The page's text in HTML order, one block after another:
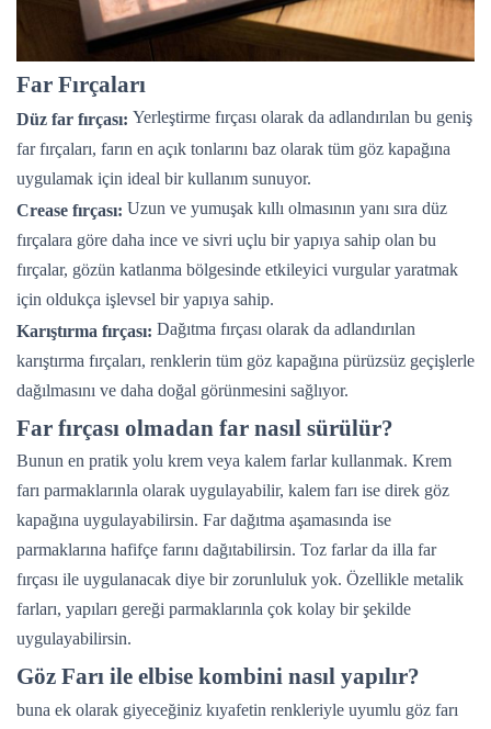
Far Fırçaları
Düz far fırçası: Yerleştirme fırçası olarak da adlandırılan bu geniş
far fırçaları, farın en açık tonlarını baz olarak tüm göz kapağına
uygulamak için ideal bir kullanım sunuyor.
Crease fırçası: Uzun ve yumuşak kıllı olmasının yanı sıra düz
fırçalara göre daha ince ve sivri uçlu bir yapıya sahip olan bu
fırçalar, gözün katlanma bölgesinde etkileyici vurgular yaratmak
için oldukça işlevsel bir yapıya sahip.
Karıştırma fırçası: Dağıtma fırçası olarak da adlandırılan
karıştırma fırçaları, renklerin tüm göz kapağına pürüzsüz geçişlerle
dağılmasını ve daha doğal görünmesini sağlıyor.
Far fırçası olmadan far nasıl sürülür?
Bunun en pratik yolu krem veya kalem farlar kullanmak. Krem
farı parmaklarınla olarak uygulayabilir, kalem farı ise direk göz
kapağına uygulayabilirsin. Far dağıtma aşamasında ise
parmaklarına hafifçe farını dağıtabilirsin. Toz farlar da illa far
fırçası ile uygulanacak diye bir zorunluluk yok. Özellikle metalik
farları, yapıları gereği parmaklarınla çok kolay bir şekilde
uygulayabilirsin.
Göz Farı ile elbise kombini nasıl yapılır?
buna ek olarak giyeceğiniz kıyafetin renkleriyle uyumlu göz farı